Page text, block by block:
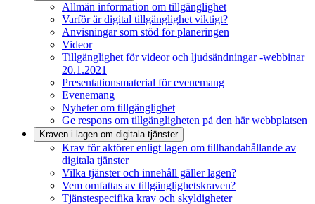
Allmän information om tillgänglighet
Varför är digital tillgänglighet viktigt?
Anvisningar som stöd för planeringen
Videor
Tillgänglighet för videor och ljudsändningar -webbinar
20.1.2021
Presentationsmaterial för evenemang
Evenemang
Nyheter om tillgänglighet
Ge respons om tillgängligheten på den här webbplatsen
Kraven i lagen om digitala tjänster
Krav för aktörer enligt lagen om tillhandahållande av
digitala tjänster
Vilka tjänster och innehåll gäller lagen?
Vem omfattas av tillgänglighetskraven?
Tjänstespecifika krav och skyldigheter